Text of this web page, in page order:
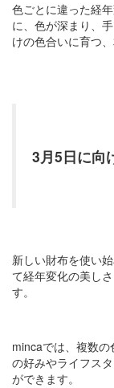
色ごとに違った経
に、色が深まり、
けの色合いに育つ
3月5日に向
新しい財布を使い
て経年変化の美し
す。
mincaでは、複数
の好みやライフス
ができます。